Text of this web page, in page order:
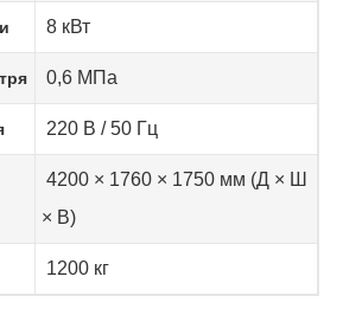
8 кВт
0,6 МПа
220 В / 50 Гц
4200 × 1760 × 1750 мм (Д × Ш
× В)
1200 кг